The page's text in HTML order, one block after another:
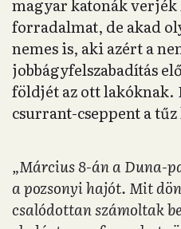
magyar katonák
forradalmat, de akad
nemes is, aki azért a
jobbágyfelszabadítás
földjét az ott
csurrant-cseppent a
„Március 8-án a Duna-
a pozsonyi hajót. Mit
csalódottan számoltak